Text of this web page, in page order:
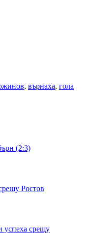
, върнаха, гола
(2:3)
Ростов
успеха срещу